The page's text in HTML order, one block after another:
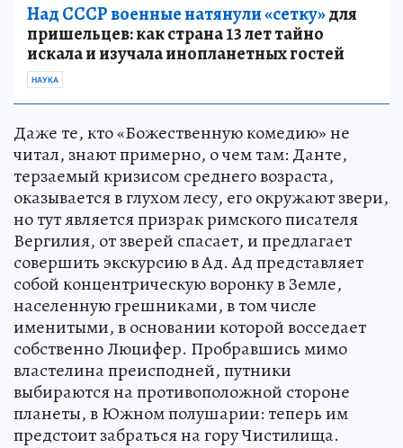
Над СССР военные натянули «сетку»для
пришельцев: как страна 13 лет тайно
искала и изучала инопланетных гостей
НАУКА
Даже те, кто «Божественную комедию» не
читал, знают примерно, о чем там: Данте,
терзаемый кризисом среднего возраста,
оказывается в глухом лесу, его окружают звери,
но тут является призрак римского писателя
Вергилия, от зверей спасает, и предлагает
совершить экскурсию в Ад. Ад представляет
собой концентрическую воронку в Земле,
населенную грешниками, в том числе
именитыми, в основании которой восседает
собственно Люцифер. Пробравшись мимо
властелина преисподней, путники
выбираются на противоположной стороне
планеты, в Южном полушарии: теперь им
предстоит забраться на гору Чистилища.